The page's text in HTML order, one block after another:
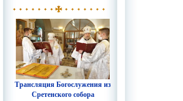
Трансляция Богослужения из
Сретенского собора